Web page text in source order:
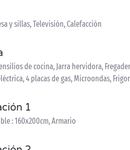
y sillas, Televisión, Calefacción
de cocina, Jarra hervidora,
4 placas de gas, Microondas,
1
: 160x200cm, Armario